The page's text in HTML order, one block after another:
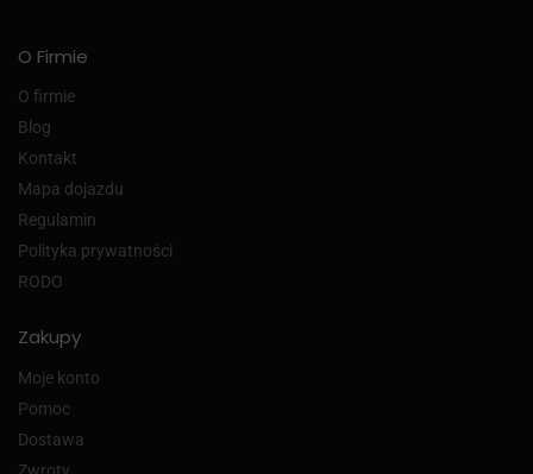
O Firmie
O firmie
Blog
Kontakt
Mapa dojazdu
Regulamin
Polityka prywatności
RODO
Zakupy
Moje konto
Pomoc
Dostawa
Zwroty